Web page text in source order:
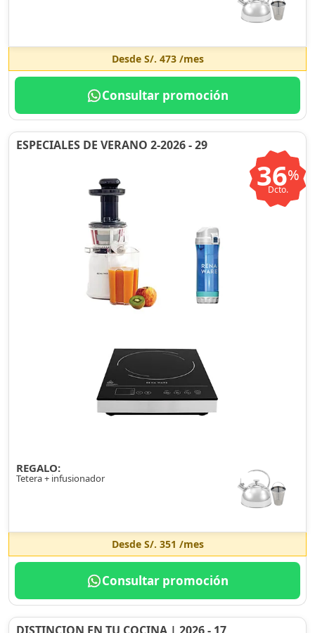
Desde S/. 473/mes
Consultar promoción
ESPECIALES DE VERANO 2-2026 - 29
36%
Dcto.
REGALO:
Tetera + infusionador
Desde S/. 351 /mes
Consultar promoción